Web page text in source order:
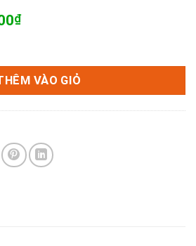
₫Giá
là:
600.000₫.
số lượng
VÀO GIỎ